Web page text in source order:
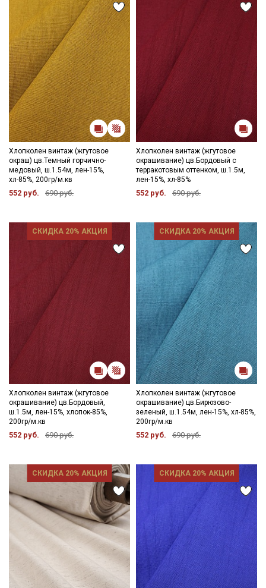
Хлопколен винтаж (жгутовое
окраш) цв.Темный горчично-
медовый, ш.1.54м, лен-15%,
хл-85%, 200гр/м.кв
552 руб. 690 руб.
Хлопколен винтаж (жгутовое
окрашивание) цв.Бордовый с
терракотовым оттенком, ш.1.5м,
лен-15%, хл-85%
552 руб. 690 руб.
СКИДКА 20% АКЦИЯ
Хлопколен винтаж (жгутовое
окрашивание) цв.Бордовый,
ш.1.5м, лен-15%, хлопок-85%,
200гр/м.кв
552 руб. 690 руб.
СКИДКА 20% АКЦИЯ
Хлопколен винтаж (жгутовое
окрашивание) цв.Бирюзово-
зеленый, ш.1.54м, лен-15%, хл-85%,
200гр/м.кв
552 руб. 690 руб.
СКИДКА 20% АКЦИЯ СКИДКА 20% АКЦИЯ
данных
Даю Согласие на получение рекламных и
информационных рассылок